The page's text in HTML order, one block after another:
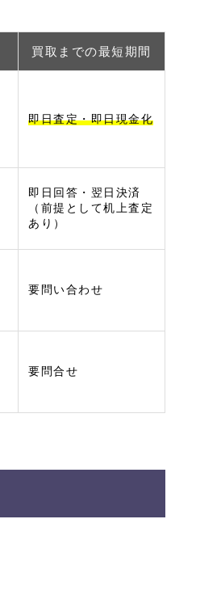
買取までの最短期間
即日査定・即日現金化
即日回答・翌日決済
（前提として机上査定
あり）
要問い合わせ
要問合せ